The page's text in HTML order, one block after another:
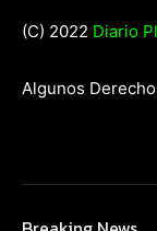
(C) 2022 Diario
Algunos